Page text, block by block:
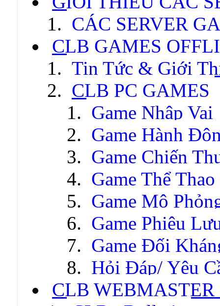
CÁC SERVER
CLB GAMES
Tin Tức & Giới
CLB PC GAMES
Game Nhập Vai
Game Hành
Game Chiến
Game Thể Thao
Game Mô
Game Phiêu
Game Đối
Hỏi Đáp/ Yêu
CLB WEBMASTER